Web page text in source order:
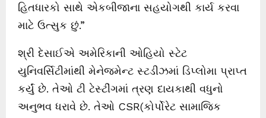
હિતધારકો સાથે એકબીજાના સહયોગથી કાર્ય કરવા
માટે ઉત્સુક છું.”
શ્રી દેસાઈએ અમેરિકાની ઓહિયો સ્ટેટ
યુનિવર્સિટીમાંથી મેનેજમેન્ટ સ્ટડીઝમાં ડિપ્લોમા પ્રાપ્ત
કર્યું છે. તેઓ ટી ટેસ્ટીંગમાં ત્રણ દાયકાથી વધુનો
અનુભવ ધરાવે છે. તેઓ CSR(કોર્પોરેટ સામાજિક